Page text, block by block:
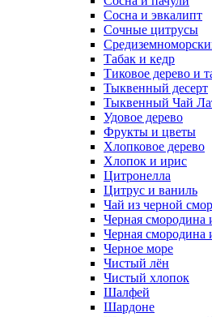
Сосна и эвкалипт
Сочные цитрусы
Табак и кедр
Тиковое дерево и
Тыквенный десерт
Тыквенный Чай
Удовое дерево
Фрукты и цветы
Хлопковое дерево
Хлопок и ирис
Цитронелла
Цитрус и ваниль
Чай из черной
Черная смородина
Черная смородина
Черное море
Чистый лён
Чистый хлопок
Шалфей
Шардоне